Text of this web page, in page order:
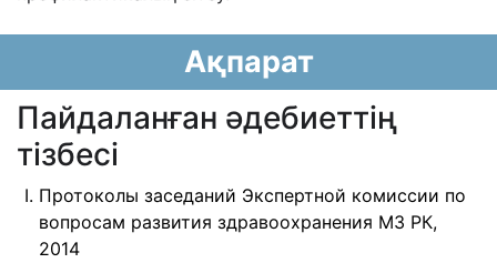
Ақпарат
Пайдаланған әдебиеттің
тізбесі
Протоколы заседаний Экспертной комиссии по
вопросам развития здравоохранения МЗ РК,
2014